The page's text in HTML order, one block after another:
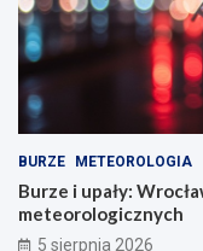
BURZE METEOROLOGIA
Burze i upały:
meteorologicznych
5 sierpnia 2026